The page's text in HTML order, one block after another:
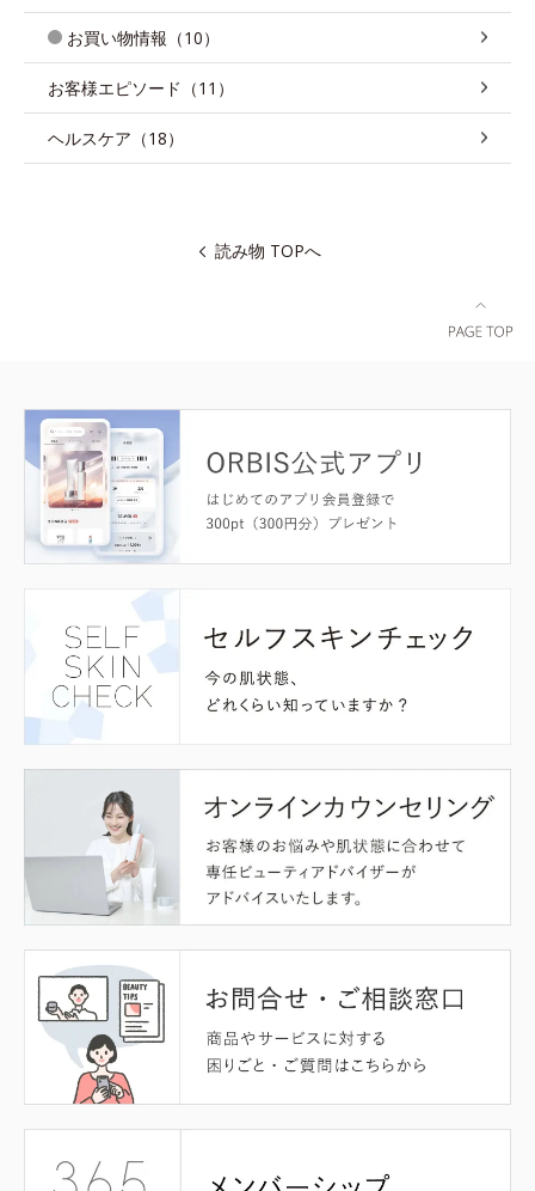
お買い物情報（10）
お客様エピソード（11）
ヘルスケア（18）
読み物 TOPへ